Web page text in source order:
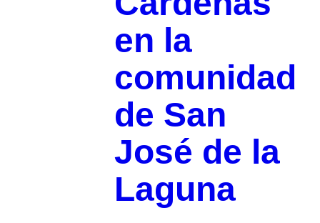
en la
comunidad
de San
José de la
Laguna